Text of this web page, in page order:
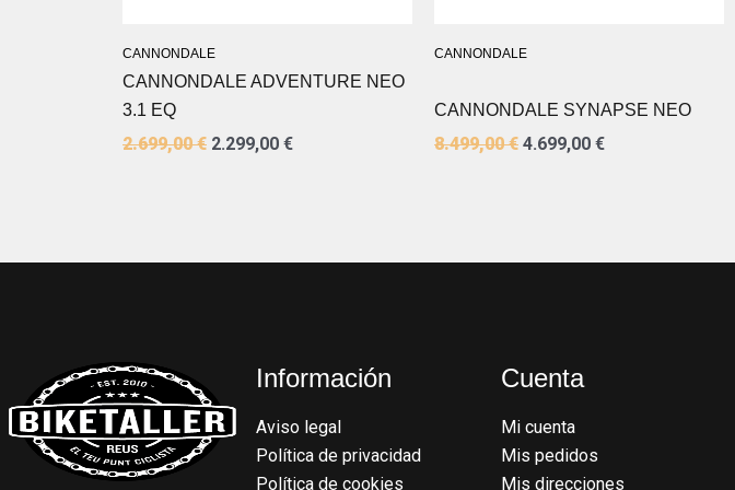
CANNONDALE
CANNONDALE ADVENTURE NEO
3.1 EQ
2.699,00€ 2.299,00 €
CANNONDALE
CANNONDALE SYNAPSE NEO
8.499,00€ 4.699,00 €
Información
Aviso legal
Política de privacidad
Política de cookies
Cuenta
Mi cuenta
Mis pedidos
Mis direcciones